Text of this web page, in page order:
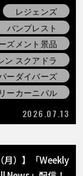
レジェンズ
バンプレスト
ズメント景品
ン スクアドラ
ーダイバーズ
ーカーニバル
2026.07.13
月）】「Weekly